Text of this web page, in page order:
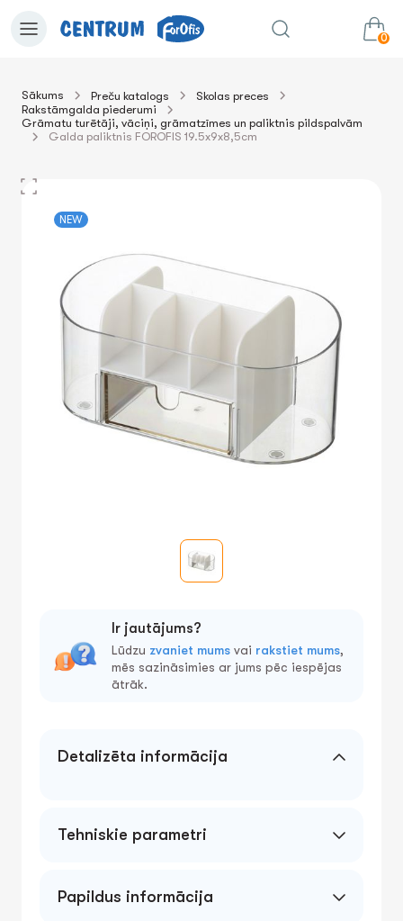
0
uz grozu Summa: 0.00€
Sākums Preču katalogs
Skolas preces
Rakstāmgalda piederumi
Grāmatu turētāji, vāciņi, grāmatzīmes un paliktnis pildspalvām
Galda paliktnis FOROFIS 19.5x9x8,5cm
NEW
Ir jautājums?
Lūdzu zvaniet mums vai rakstiet mums,
mēs sazināsimies ar jums pēc iespējas
ātrāk.
Detalizēta informācija
Tehniskie parametri
Papildus informācija